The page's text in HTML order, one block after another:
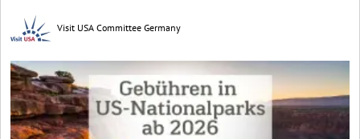
Visit USA Committee Germany